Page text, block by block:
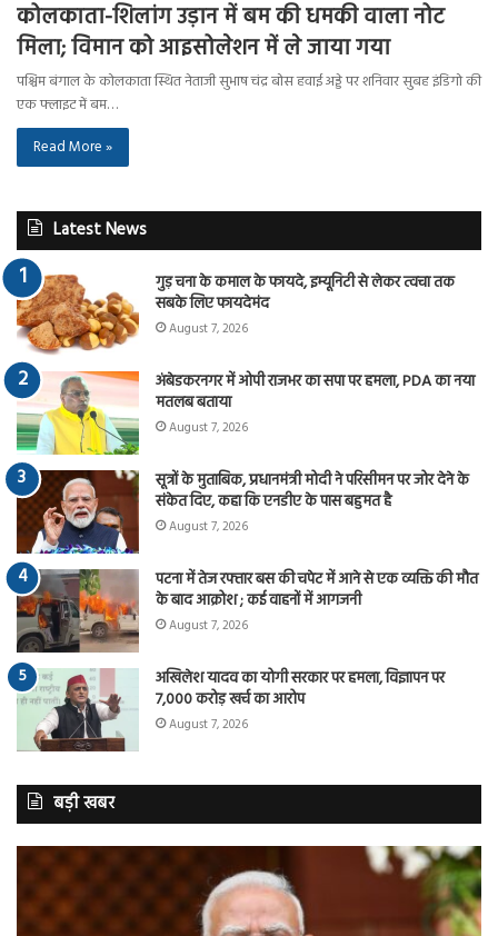
कोलकाता-शिलांग उड़ान में बम की धमकी वाला नोट
मिला; विमान को आइसोलेशन में ले जाया गया
पश्चिम बंगाल के कोलकाता स्थित नेताजी सुभाष चंद्र बोस हवाई अड्डे पर शनिवार सुबह इंडिगो की
एक फ्लाइट में बम…
Read More »
Latest News
गुड़ चना के कमाल के फायदे, इम्यूनिटी से लेकर त्वचा तक
सबके लिए फायदेमंद
August 7, 2026
अंबेडकरनगर में ओपी राजभर का सपा पर हमला, PDA का नया
मतलब बताया
August 7, 2026
सूत्रों के मुताबिक, प्रधानमंत्री मोदी ने परिसीमन पर जोर देने के
संकेत दिए, कहा कि एनडीए के पास बहुमत है
August 7, 2026
पटना में तेज रफ्तार बस की चपेट में आने से एक व्यक्ति की मौत
के बाद आक्रोश ; कई वाहनों में आगजनी
August 7, 2026
अखिलेश यादव का योगी सरकार पर हमला, विज्ञापन पर
7,000 करोड़ खर्च का आरोप
August 7, 2026
बड़ी खबर